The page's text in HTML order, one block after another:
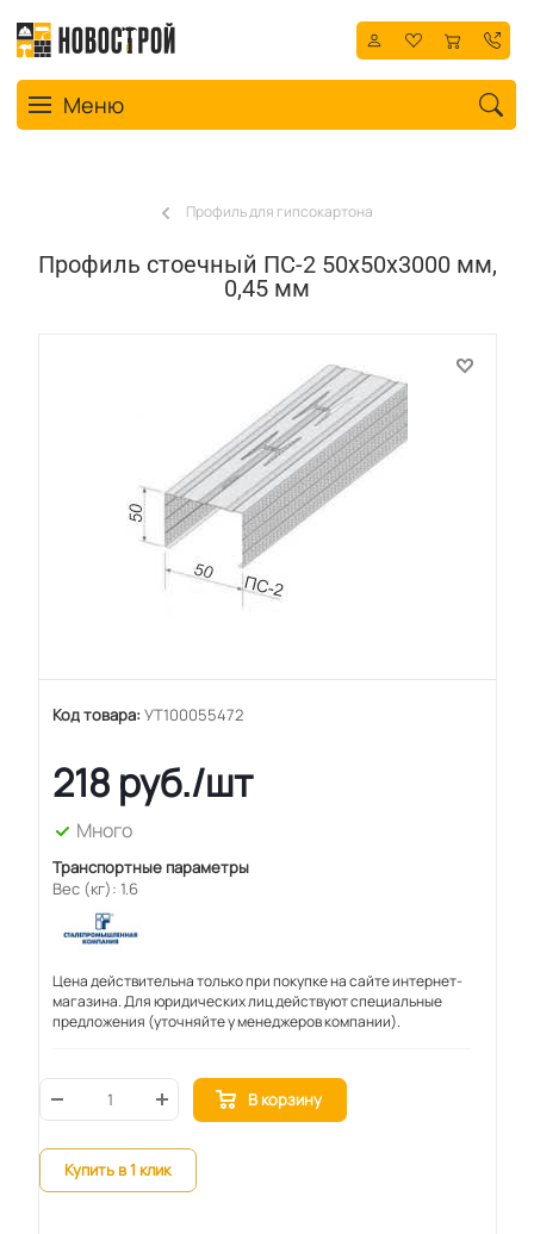
Toggle navigation
Меню
Профиль для гипсокартона
Профиль стоечный ПС-2 50x50x3000 мм,
0,45 мм
Код товара: УТ100055472
218 руб./шт
Много
Транспортные параметры
Вес (кг): 1.6
Цена действительна только при покупке на сайте интернет-
магазина. Для юридических лиц действуют специальные
предложения (уточняйте у менеджеров компании).
В корзину
Купить в 1 клик